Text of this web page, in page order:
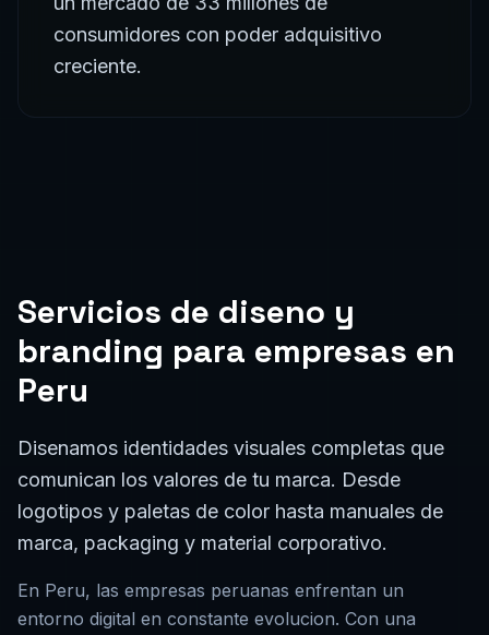
consumidores con poder adquisitivo
creciente.
Servicios de diseno y
branding para empresas en
Peru
Disenamos identidades visuales completas que
comunican los valores de tu marca. Desde
logotipos y paletas de color hasta manuales de
marca, packaging y material corporativo.
En Peru, las empresas peruanas enfrentan un
entorno digital en constante evolucion. Con una